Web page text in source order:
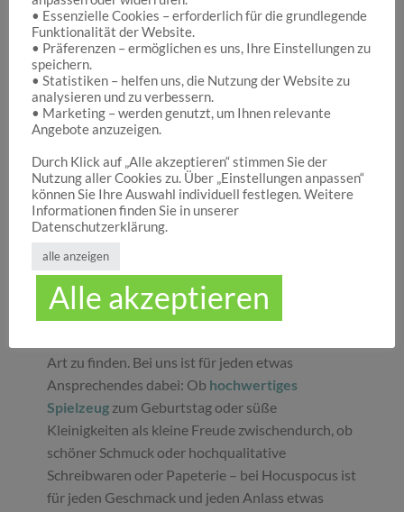
Hocuspocus – Ihr Onlineshop für die schönen
Dinge des Lebens
Hocuspocus ist die richtige Anlaufstelle für Dich,
wenn Du auf der Suche nach schönen
Geschenken , tollenSpielwarenoder
ansprechenderDekorationbist. Wir von
Hocuspocus wissen schöne Dinge stets zu
schätzen und legen daher großen Wert darauf,
dass bei uns Groß und Klein etwas finden, was sie
glücklich macht. Jeder Tag ist ein guter Anlass, um
seinen Liebsten oder sich selbst eine Freude zu
machen. Unser umfassendes Sortiment gibt Ihnen
Art zu finden. Bei uns ist für jeden etwas
Ansprechendes dabei: Ob hochwertiges
Spielzeug zum Geburtstag oder süße
Kleinigkeiten als kleine Freude zwischendurch, ob
schöner Schmuck oder hochqualitative
Schreibwaren oder Papeterie – bei Hocuspocus ist
für jeden Geschmack und jeden Anlass etwas
• Essenzielle Cookies – erforderlich für die grundlegende
Funktionalität der Website.
• Präferenzen – ermöglichen es uns, Ihre Einstellungen zu
speichern.
• Statistiken – helfen uns, die Nutzung der Website zu
analysieren und zu verbessern.
• Marketing – werden genutzt, um Ihnen relevante
Angebote anzuzeigen.
Durch Klick auf „Alle akzeptieren“ stimmen Sie der
Nutzung aller Cookies zu. Über „Einstellungen anpassen“
können Sie Ihre Auswahl individuell festlegen. Weitere
Informationen finden Sie in unserer
Datenschutzerklärung.
alle anzeigen
Alle akzeptieren